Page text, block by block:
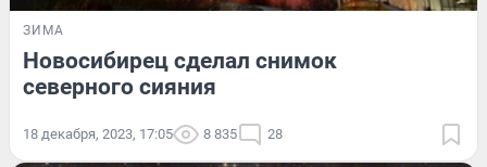
ЗИМА
Новосибирец сделал снимок
северного сияния
18 декабря, 2023, 17:05 8 835 28